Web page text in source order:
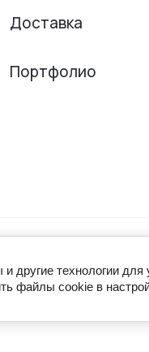
Доставка
Портфолио
© 2014-2025 Арт-
другие технологии
файлы cookie в